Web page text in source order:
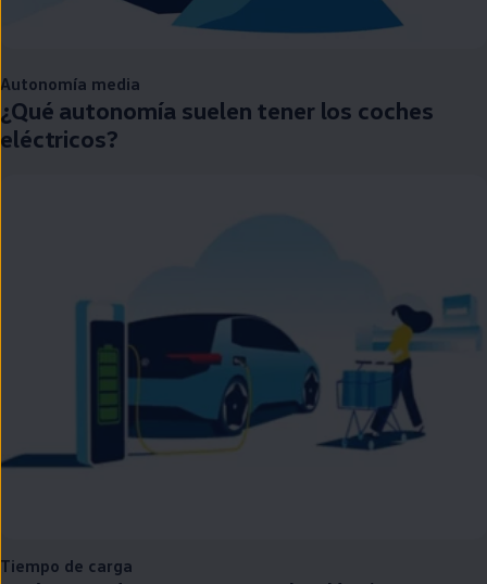
Autonomía media
¿Qué autonomía suelen tener los coches
eléctricos?
Tiempo de carga